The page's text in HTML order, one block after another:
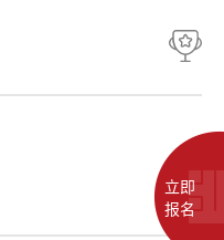
立即
报名